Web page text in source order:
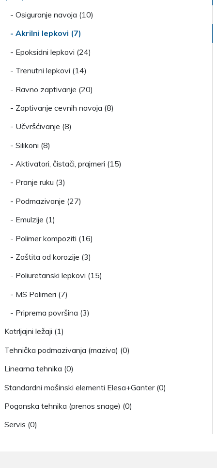
- Osiguranje navoja (10)
- Akrilni lepkovi (7)
- Epoksidni lepkovi (24)
- Trenutni lepkovi (14)
- Ravno zaptivanje (20)
- Zaptivanje cevnih navoja (8)
- Učvršćivanje (8)
- Silikoni (8)
- Aktivatori, čistači, prajmeri (15)
- Pranje ruku (3)
- Podmazivanje (27)
- Emulzije (1)
- Polimer kompoziti (16)
- Zaštita od korozije (3)
- Poliuretanski lepkovi (15)
- MS Polimeri (7)
- Priprema površina (3)
Kotrljajni ležaji (1)
Tehnička podmazivanja (maziva) (0)
Linearna tehnika (0)
Standardni mašinski elementi Elesa+Ganter (0)
Pogonska tehnika (prenos snage) (0)
Servis (0)